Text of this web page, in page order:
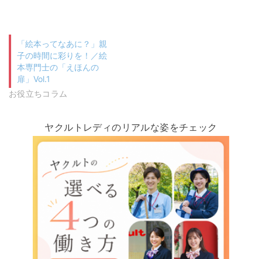
「絵本ってなあに？」親
子の時間に彩りを！／絵
本専門士の「えほんの
扉」Vol.1
お役立ちコラム
ヤクルトレディのリアルな姿をチェック